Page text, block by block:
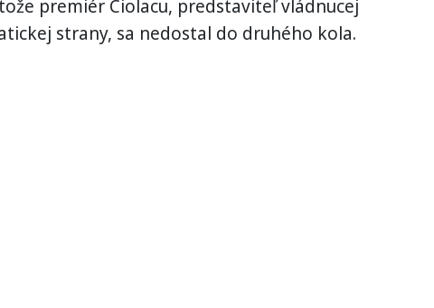
premiér Ciolacu, predstaviteľ vládnucej
strany, sa nedostal do druhého kola.